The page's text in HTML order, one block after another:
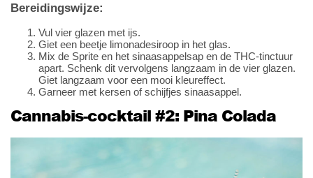
Bereidingswijze:
Vul vier glazen met ijs.
Giet een beetje limonadesiroop in het glas.
Mix de Sprite en het sinaasappelsap en de THC-tinctuur
apart. Schenk dit vervolgens langzaam in de vier glazen.
Giet langzaam voor een mooi kleureffect.
Garneer met kersen of schijfjes sinaasappel.
Cannabis-cocktail #2: Pina Colada